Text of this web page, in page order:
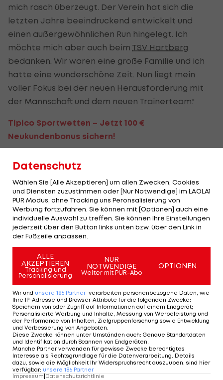
mich rasch überzeugt. Der Verein hat sich die
letzten Jahre beeindruckend entwickelt und
einen außergewöhnlichen Run hingelegt. Ich
möchte mich aber auch beim TSV Hartberg
bedanken. Wir waren eine große Familie und ich
hatte eine wunderschöne Zeit. Nun liegt mein
voller Fokus bei der neuen Herausforderung mit
der Mannschaft und dem neuen Trainerteam."
Tipico Sportwetten – Jetzt 100 €
Neukundenbonus sichern!
Der legendäre Durchmarsch des FC
Zwarakonferenz Stammtisch
Datenschutz
Wählen Sie [Alle Akzeptieren] um allen Zwecken, Cookies
und Diensten zuzustimmen oder [Nur Notwendige] im LAOLA1
PUR Modus, ohne Tracking uns Peronsalisierung von
Werbung fortzufahren. Sie können mit [Optionen] auch eine
individuelle Auswahl zu treffen. Sie können Ihre Einstellungen
jederzeit über den Button links unten bzw. über den Link in
der Fußzeile anpassen.
ALLE
AKZEPTIEREN
Tracking und
Personalisierung
NUR
NOTWENDIGE
Weiter mit PUR-Abo
OPTIONEN
Wir und unsere 186 Partner verarbeiten personenbezogene Daten, wie
Ihre IP-Adresse und Browser-Attribute für die folgenden Zwecke:
Speichern von oder Zugriff auf Informationen auf einem Endgerät;
Personalisierte Werbung und Inhalte, Messung von Werbeleistung und
der Performance von Inhalten, Zielgruppenforschung sowie Entwicklung
und Verbesserung von Angeboten
Diese Zwecke können unter Umständen auch: Genaue Standortdaten
und Identifikation durch Scannen von Endgeräten
Manche Partner verwenden für gewisse Zwecke berechtigtes
Interesse als Rechtsgrundlage für die Datenverarbeitung. Details
dazu, sowie die Möglichkeit Ihr Widerspruchsrecht auszuüben, sind hier
verfügbar: unsere 186 Partner
Impressum|Datenschutzrichtlinie